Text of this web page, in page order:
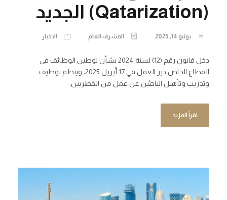
(Qatarization) الجديد
يونيو 14, 2025 المشرف العام الاخبار
دخل قانون رقم (12) لسنة 2024 بشأن توطين الوظائف في
القطاع الخاص حيز العمل في 17 أبريل 2025، وينظم توظيف
وتدريب وتأهيل الباحثين عن عمل من القطريين.
اقرأ المزيد